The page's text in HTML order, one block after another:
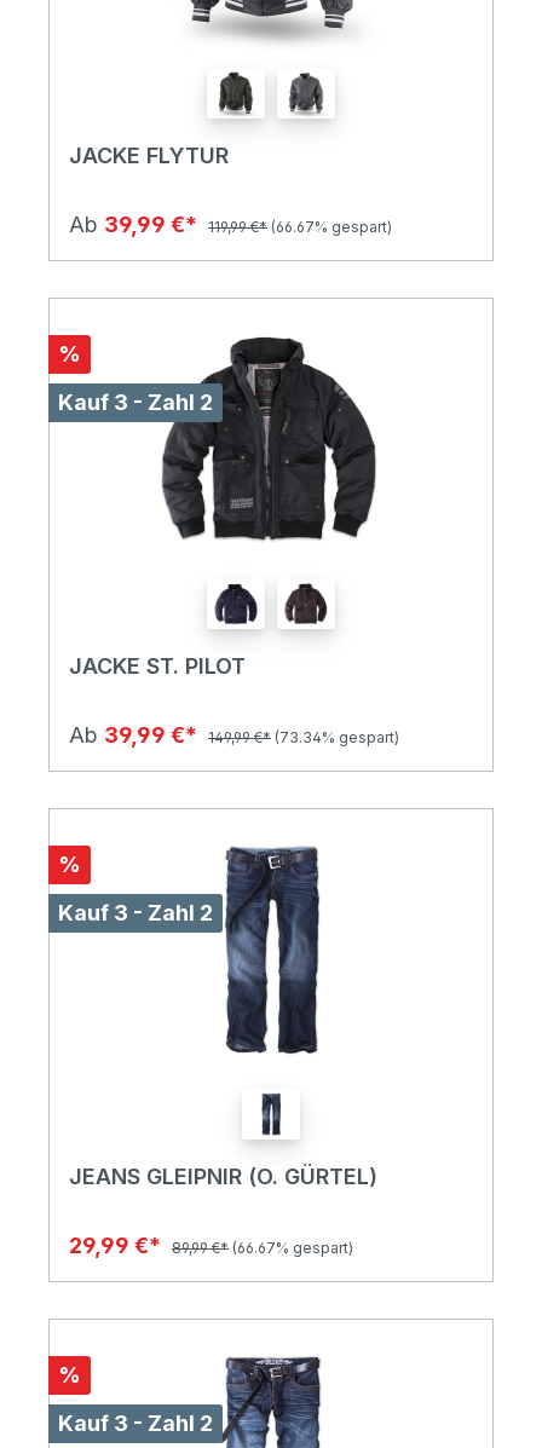
JACKE FLYTUR
Ab 39,99 €* 119,99 €* (66.67% gespart)
%
Kauf 3 - Zahl 2
JACKE ST. PILOT
Ab 39,99 €* 149,99 €* (73.34% gespart)
%
Kauf 3 - Zahl 2
JEANS GLEIPNIR (O. GÜRTEL)
29,99 €* 89,99 €* (66.67% gespart)
%
Kauf 3 - Zahl 2